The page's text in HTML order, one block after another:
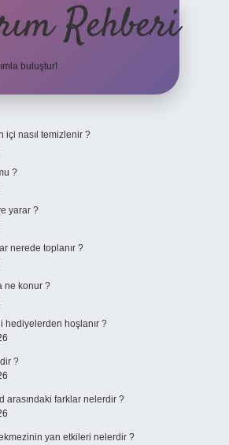
Rehberi
buluştur!
içi nasıl temizlenir ?
?
yarar ?
nerede toplanır ?
ne konur ?
hediyelerden hoşlanır ?
?
arasındaki farklar nelerdir ?
yan etkileri nelerdir ?